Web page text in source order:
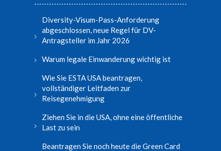
Diversity-Visum-Pass-Anforderung
abgeschlossen, neue Regel für DV-
Antragsteller im Jahr 2026
Warum legale Einwanderung wichtig ist
Wie Sie ESTA USA beantragen,
vollständiger Leitfaden zur
Reisegenehmigung
Ziehen Sie in die USA, ohne eine öffentliche
Last zu sein
Beantragen Sie noch heute die Green Card